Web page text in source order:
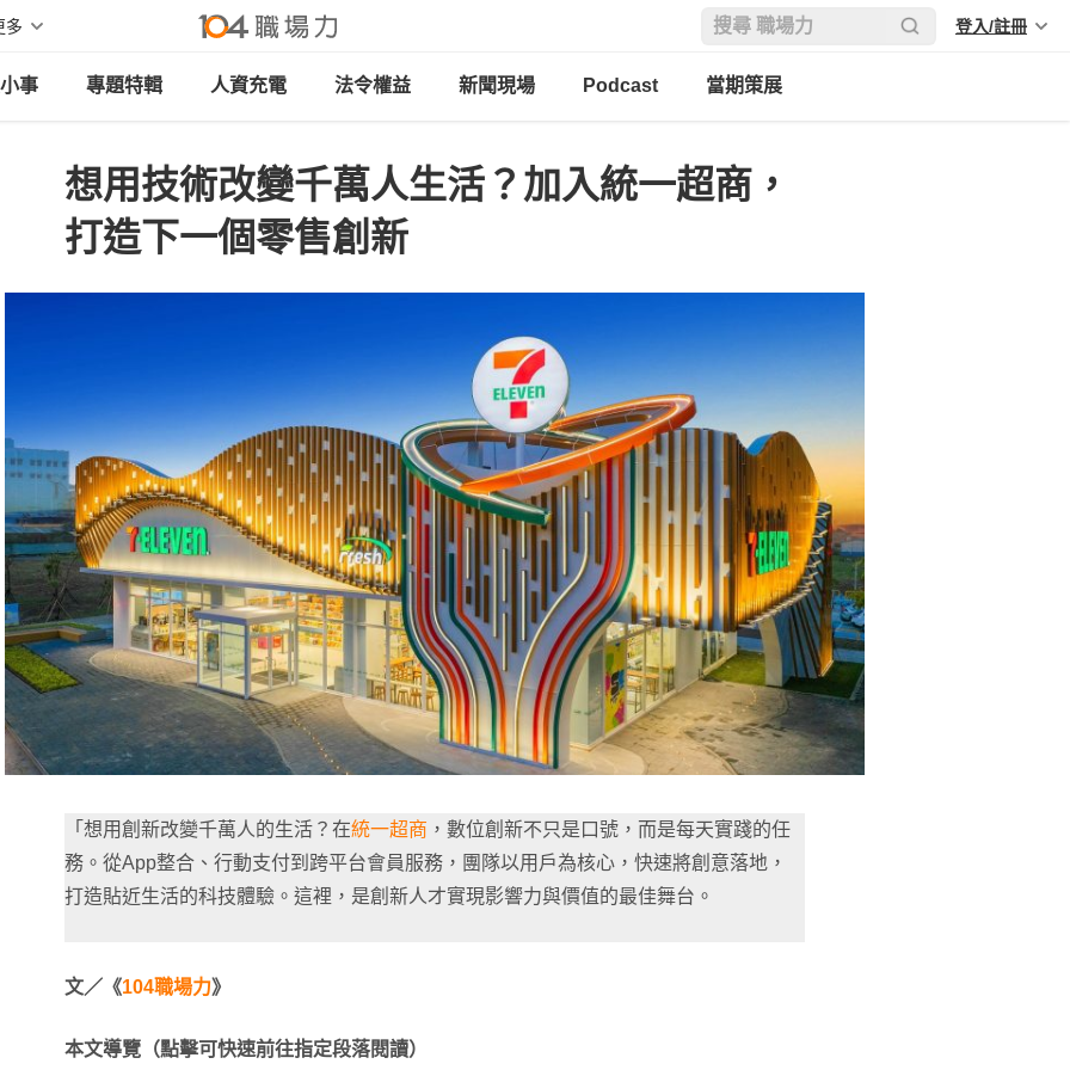
多 登入/註冊
事 專題特輯 人資充電 法令權益 新聞現場 Podcast 當期策展
想用技術改變千萬人生活？加入統一超商，
打造下一個零售創新
「想用創新改變千萬人的生活？在統一超商 ，數位創新不只是口號，而是每天實踐的任
務。從App整合、行動支付到跨平台會員服務，團隊以用戶為核心，快速將創意落地，
打造貼近生活的科技體驗。這裡，是創新人才實現影響力與價值的最佳舞台。
文／《104職場力》
本文導覽（點擊可快速前往指定段落閱讀）